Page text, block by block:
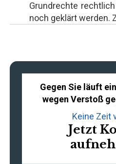
Grundrechte
noch geklärt werden.
Gegen Sie läuft
wegen Verstoß
Keine Zeit
Jetzt